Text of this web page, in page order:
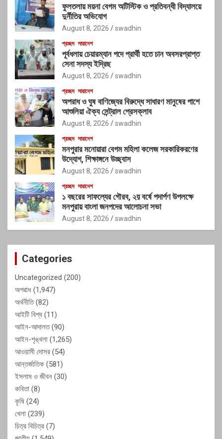
ফুলতলায় ময়না বেগম অটিস্টিক ও প্রতিবন্ধী বিদ্যালয়ে
দুর্নীতির অভিযোগ
August 8, 2026 swadhin
প্রচ্ছদ সারাদেশ
পূর্বধলায় চেয়ারম্যান পদে প্রার্থী হতে চান অবসরপ্রাপ্ত
সেনা সদস্য ইদ্রিছ
August 8, 2026 swadhin
প্রচ্ছদ সারাদেশ
অপরাধ ও ঘুষ বাণিজ্যের বিরুদ্ধে সাধারণ মানুষের পাশে
আশুলিয়া ঐক্য সেন্ট্রাল প্রেসক্লাব
August 8, 2026 swadhin
প্রচ্ছদ সারাদেশ
মনপুরার মনোয়ারা বেগম মহিলা কলেজ সরকারিকরণের
উদ্যোগ, শিক্ষাঙ্গনে উচ্ছ্বাস
August 8, 2026 swadhin
প্রচ্ছদ সারাদেশ
১ বছরের সাফল্যের গৌরব, ২য় বর্ষে পদার্পণ উপলক্ষে
মনপুরায় বাংলা জনপদের আলোচনা সভা
August 8, 2026 swadhin
Categories
Uncategorized (200)
অপরাধ (1,947)
অর্থনীতি(82)
আইটি বিশ্ব (11)
আইন-আদালত(90)
আইন-শৃঙ্খলা (1,265)
আওয়ামী দোসর (54)
আন্তর্জাতিক (581)
ইসলাম ও জীবন (30)
কবিতা (8)
কৃষি (24)
খেলা (239)
চিত্র বিচিত্র (7)